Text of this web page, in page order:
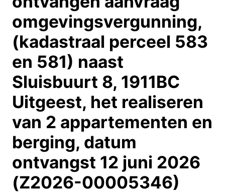
omgevingsvergunning,
(kadastraal perceel 583
en 581) naast
Sluisbuurt 8, 1911BC
Uitgeest, het realiseren
van 2 appartementen en
berging, datum
ontvangst 12 juni 2026
(Z2026-00005346)